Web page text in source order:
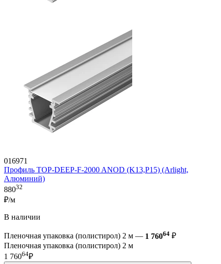
016971
Профиль TOP-DEEP-F-2000 ANOD (K13,P15) (Arlight,
Алюминий)
88032
₽/м
В наличии
Пленочная упаковка (полистирол) 2 м — 1 76064 ₽
Пленочная упаковка (полистирол) 2 м
1 76064₽